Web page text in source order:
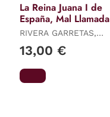
La Reina Juana I de
España, Mal Llamada
la Loca
RIVERA GARRETAS,
13,00 €